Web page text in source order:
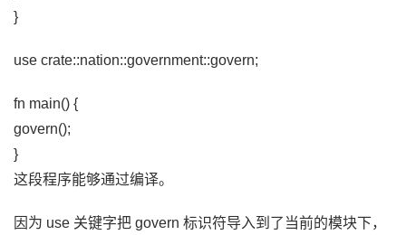
}
use crate::nation::government::govern;
fn main() {
govern();
}
这段程序能够通过编译。
因为 use 关键字把 govern 标识符导入到了当前的模块下，